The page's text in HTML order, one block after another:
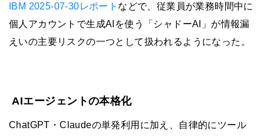
IBM 2025-07-30レポート などで、従業員が業務時間中に
個人アカウントで生成AIを使う「シャドーAI」が情報漏
えいの主要リスクの一つとして扱われるようになった。
AIエージェントの本格化
ChatGPT・Claudeの単発利用に加え、自律的にツール